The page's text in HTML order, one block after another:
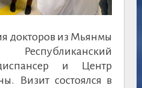
докторов из Мьянмы
и Центр
Визит состоялся в